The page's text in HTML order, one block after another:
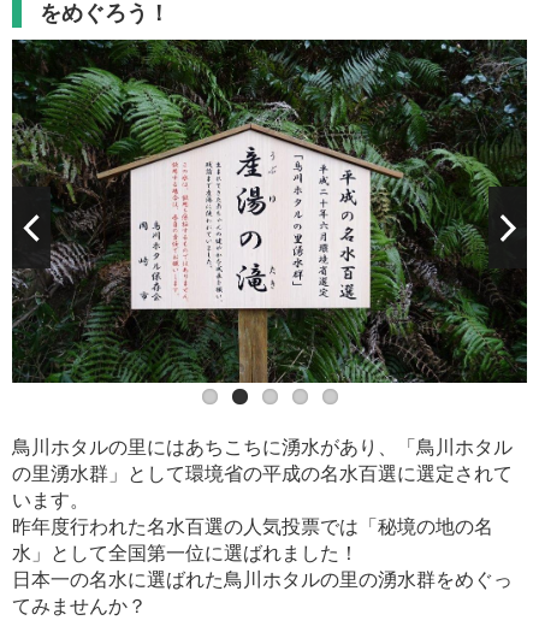
をめぐろう！
鳥川ホタルの里にはあちこちに湧水があり、「鳥川ホタル
の里湧水群」として環境省の平成の名水百選に選定されて
います。
昨年度行われた名水百選の人気投票では「秘境の地の名
水」として全国第一位に選ばれました！
日本一の名水に選ばれた鳥川ホタルの里の湧水群をめぐっ
てみませんか？